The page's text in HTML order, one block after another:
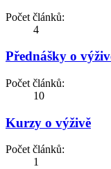
Počet článků:
4
Přednášky o
Počet článků:
10
Kurzy o výživě
Počet článků:
1